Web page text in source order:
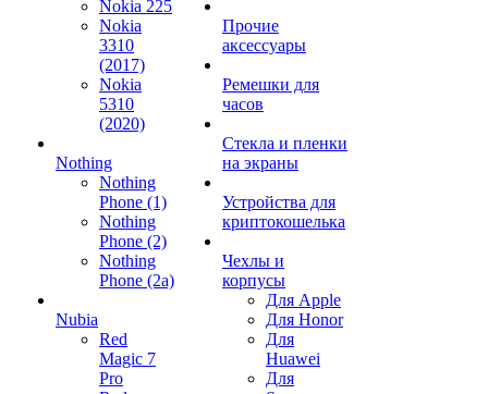
Nokia 225
Nokia
3310
(2017)
Nokia
5310
(2020)
Nothing
Nothing
Phone (1)
Nothing
Phone (2)
Nothing
Phone (2a)
Nubia
Red
Magic 7
Pro
Прочие
аксессуары
Ремешки для
часов
Стекла и пленки
на экраны
Устройства для
криптокошелька
Чехлы и
корпусы
Для Apple
Для Honor
Для
Huawei
Для